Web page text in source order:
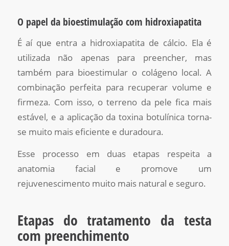
O papel da bioestimulação com hidroxiapatita
É aí que entra a hidroxiapatita de cálcio. Ela é
utilizada não apenas para preencher, mas
também para bioestimular o colágeno local. A
combinação perfeita para recuperar volume e
firmeza. Com isso, o terreno da pele fica mais
estável, e a aplicação da toxina botulínica torna-
se muito mais eficiente e duradoura.
Esse processo em duas etapas respeita a
anatomia facial e promove um
rejuvenescimento muito mais natural e seguro.
Etapas do tratamento da testa
com preenchimento